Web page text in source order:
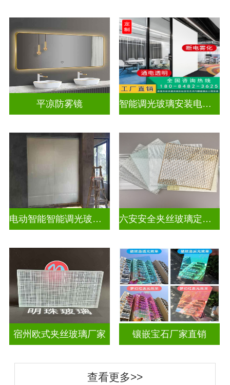
平凉防雾镜 智能调光玻璃安装电源视频教学大全
电动智能智能调光玻璃怎么调 六安安全夹丝玻璃定做电话
宿州欧式夹丝玻璃厂家 镶嵌宝石厂家直销
查看更多>>